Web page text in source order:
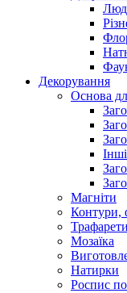
Декорування
Основа
Магніти
Контури,
Трафарети
Мозаїка
Натирки
Роспис